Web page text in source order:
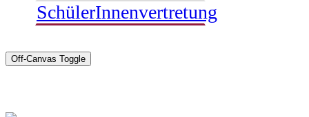
SchülerInnenvertretung
Off-Canvas Toggle